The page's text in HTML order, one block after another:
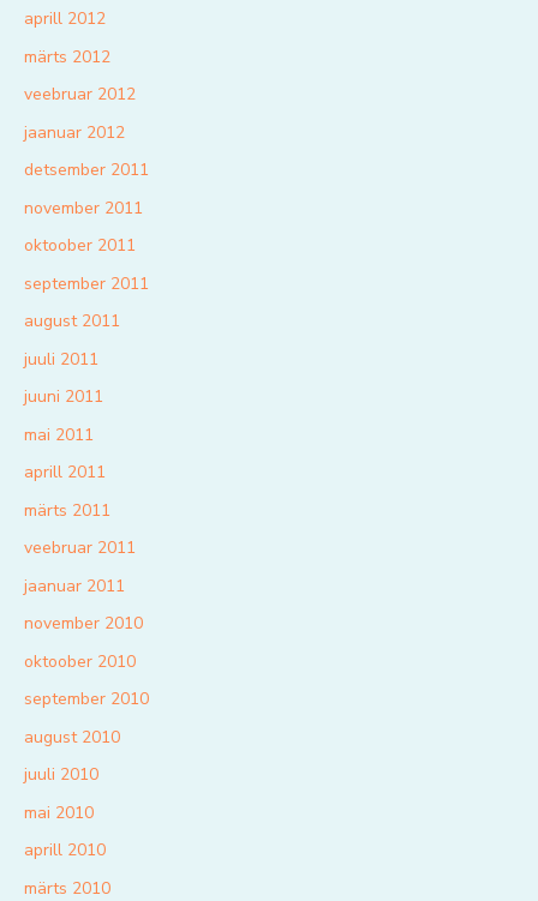
aprill 2012
märts 2012
veebruar 2012
jaanuar 2012
detsember 2011
november 2011
oktoober 2011
september 2011
august 2011
juuli 2011
juuni 2011
mai 2011
aprill 2011
märts 2011
veebruar 2011
jaanuar 2011
november 2010
oktoober 2010
september 2010
august 2010
juuli 2010
mai 2010
aprill 2010
märts 2010